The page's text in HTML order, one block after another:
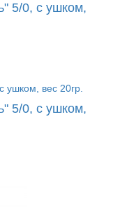
5/0, с ушком,
5/0, с ушком,